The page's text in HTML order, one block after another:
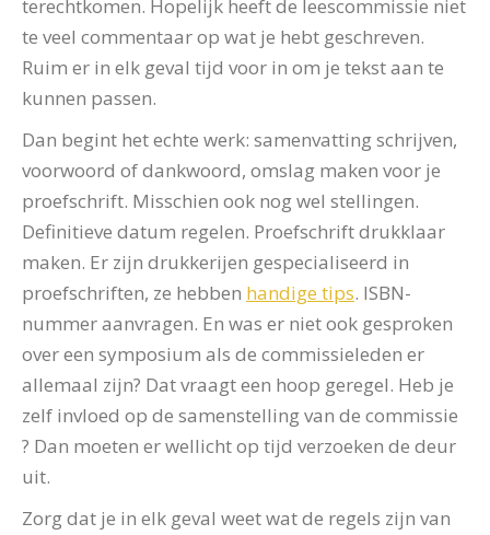
terechtkomen. Hopelijk heeft de leescommissie niet
te veel commentaar op wat je hebt geschreven.
Ruim er in elk geval tijd voor in om je tekst aan te
kunnen passen.
Dan begint het echte werk: samenvatting schrijven,
voorwoord of dankwoord, omslag maken voor je
proefschrift. Misschien ook nog wel stellingen.
Definitieve datum regelen. Proefschrift drukklaar
maken. Er zijn drukkerijen gespecialiseerd in
proefschriften, ze hebben handige tips. ISBN-
nummer aanvragen. En was er niet ook gesproken
over een symposium als de commissieleden er
allemaal zijn? Dat vraagt een hoop geregel. Heb je
zelf invloed op de samenstelling van de commissie
? Dan moeten er wellicht op tijd verzoeken de deur
uit.
Zorg dat je in elk geval weet wat de regels zijn van